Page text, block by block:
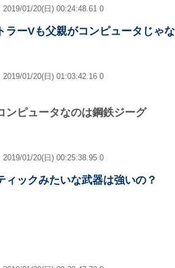
2019/01/20(日) 00:24:48.61 0
ラーVも父親がコンピュータじゃ
2019/01/20(日) 01:03:42.16 0
ンピュータなのは鋼鉄ジーグ
2019/01/20(日) 00:25:38.95 0
ィックみたいな武器は強いの？